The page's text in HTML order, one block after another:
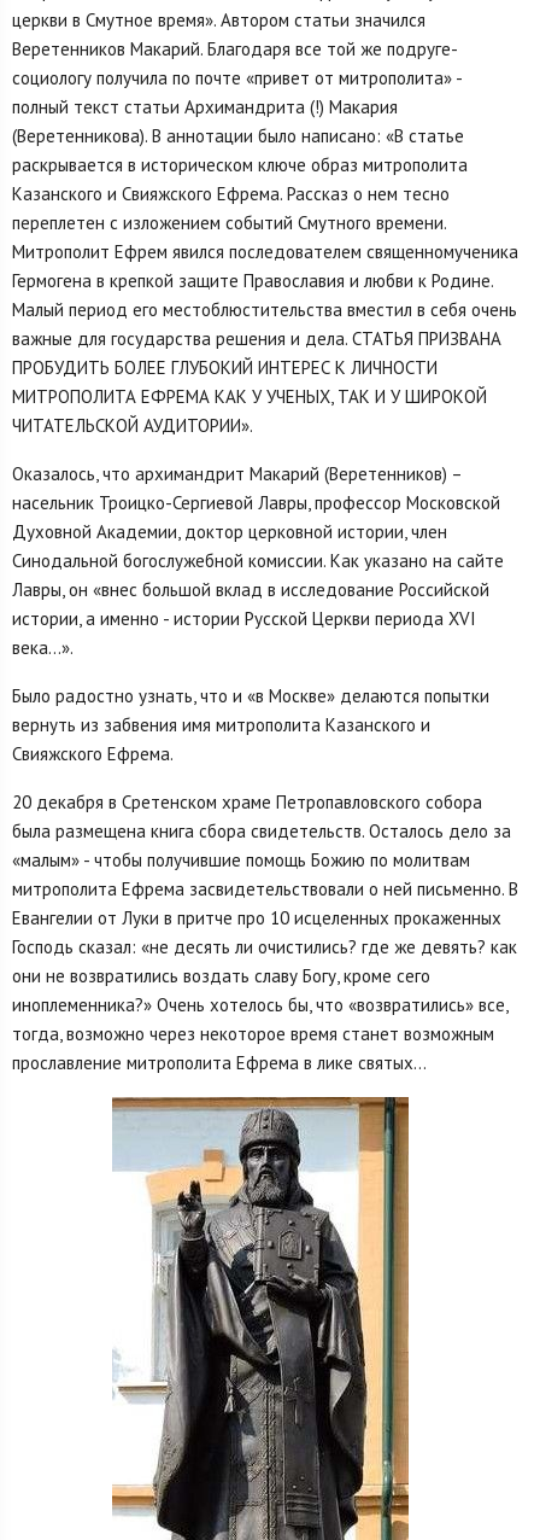
церкви в Смутное время». Автором статьи значился
Веретенников Макарий. Благодаря все той же подруге-
социологу получила по почте «привет от митрополита» -
полный текст статьи Архимандрита (!) Макария
(Веретенникова). В аннотации было написано: «В статье
раскрывается в историческом ключе образ митрополита
Казанского и Свияжского Ефрема. Рассказ о нем тесно
переплетен с изложением событий Смутного времени.
Митрополит Ефрем явился последователем священномученика
Гермогена в крепкой защите Православия и любви к Родине.
Малый период его местоблюстительства вместил в себя очень
важные для государства решения и дела. СТАТЬЯ ПРИЗВАНА
ПРОБУДИТЬ БОЛЕЕ ГЛУБОКИЙ ИНТЕРЕС К ЛИЧНОСТИ
МИТРОПОЛИТА ЕФРЕМА КАК У УЧЕНЫХ, ТАК И У ШИРОКОЙ
ЧИТАТЕЛЬСКОЙ АУДИТОРИИ».
Оказалось, что архимандрит Макарий (Веретенников) –
насельник Троицко-Сергиевой Лавры, профессор Московской
Духовной Академии, доктор церковной истории, член
Синодальной богослужебной комиссии. Как указано на сайте
Лавры, он «внес большой вклад в исследование Российской
истории, а именно - истории Русской Церкви периода XVI
века…».
Было радостно узнать, что и «в Москве» делаются попытки
вернуть из забвения имя митрополита Казанского и
Свияжского Ефрема.
20 декабря в Сретенском храме Петропавловского собора
была размещена книга сбора свидетельств. Осталось дело за
«малым» - чтобы получившие помощь Божию по молитвам
митрополита Ефрема засвидетельствовали о ней письменно. В
Евангелии от Луки в притче про 10 исцеленных прокаженных
Господь сказал: «не десять ли очистились? где же девять? как
они не возвратились воздать славу Богу, кроме сего
иноплеменника?» Очень хотелось бы, что «возвратились» все,
тогда, возможно через некоторое время станет возможным
прославление митрополита Ефрема в лике святых…